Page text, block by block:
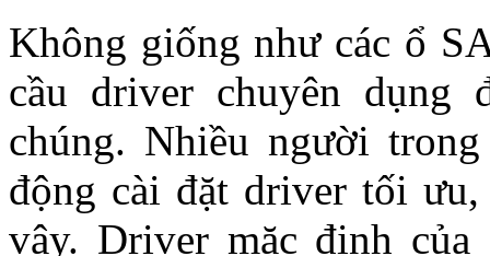
Không giống như các ổ
cầu driver chuyên dụng
chúng. Nhiều người
động cài đặt driver tối
vậy. Driver mặc định của